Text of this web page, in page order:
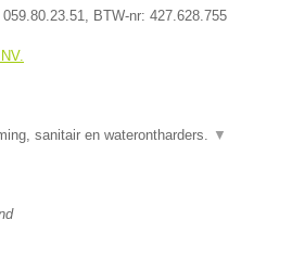
059.80.23.51, BTW-nr: 427.628.755
sanitair en waterontharders. ▼